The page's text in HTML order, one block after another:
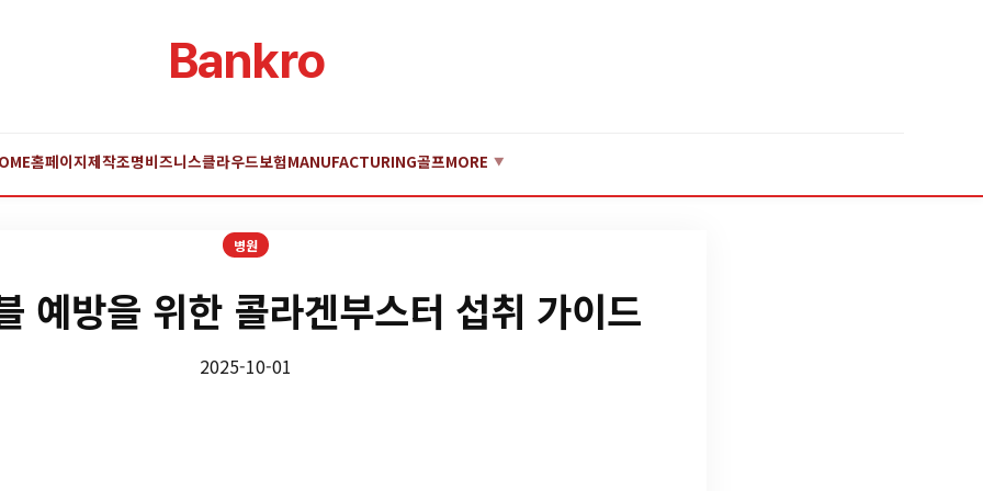
Bankro
홈페이지제작조명비즈니스클라우드보험MANUFACTURING골프MORE ▼
병원
예방을 위한 콜라겐부스터 섭취 가이드
2025-10-01